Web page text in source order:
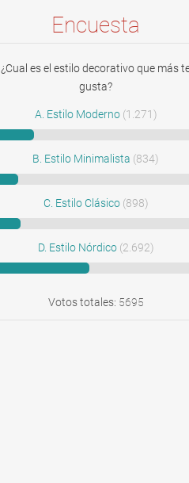
Encuesta
¿Cual es el estilo decorativo que más
gusta?
A. Estilo Moderno (1.271)
B. Estilo Minimalista (834)
C. Estilo Clásico (898)
D. Estilo Nórdico (2.692)
Votos totales: 5695